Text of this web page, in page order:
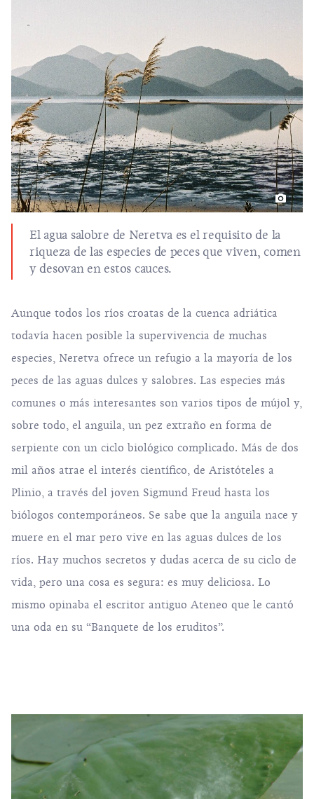
El agua salobre de Neretva es el requisito de la
riqueza de las especies de peces que viven, comen
y desovan en estos cauces.
Aunque todos los ríos croatas de la cuenca adriática
todavía hacen posible la supervivencia de muchas
especies, Neretva ofrece un refugio a la mayoría de los
peces de las aguas dulces y salobres. Las especies más
comunes o más interesantes son varios tipos de mújol y,
sobre todo, el anguila, un pez extraño en forma de
serpiente con un ciclo biológico complicado. Más de dos
mil años atrae el interés científico, de Aristóteles a
Plinio, a través del joven Sigmund Freud hasta los
biólogos contemporáneos. Se sabe que la anguila nace y
muere en el mar pero vive en las aguas dulces de los
ríos. Hay muchos secretos y dudas acerca de su ciclo de
vida, pero una cosa es segura: es muy deliciosa. Lo
mismo opinaba el escritor antiguo Ateneo que le cantó
una oda en su “Banquete de los eruditos”.